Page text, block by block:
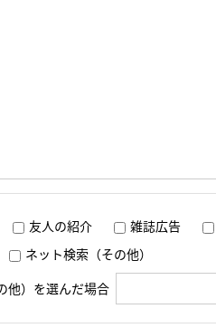
友人の紹介 雑誌広告
ネット検索（その他）
他）を選んだ場合